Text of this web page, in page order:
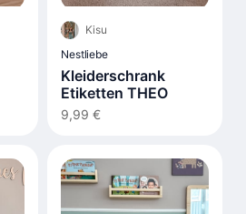
Kisu
Nestliebe
Kleiderschrank
Etiketten THEO
9,99 €